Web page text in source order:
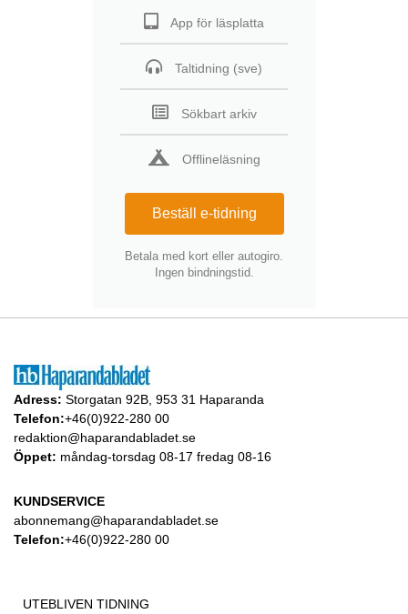
App för läsplatta
Taltidning (sve)
Sökbart arkiv
Offlineläsning
Beställ e-tidning
Betala med kort eller autogiro.
Ingen bindningstid.
Adress: Storgatan 92B, 953 31 Haparanda
Telefon:+46(0)922-280 00
redaktion@haparandabladet.se
Öppet: måndag-torsdag 08-17 fredag 08-16
KUNDSERVICE
abonnemang@haparandabladet.se
Telefon:+46(0)922-280 00
UTEBLIVEN TIDNING